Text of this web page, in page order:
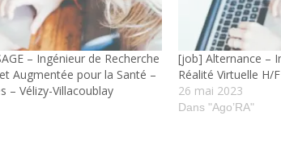
– Ingénieur de Recherche
Augmentée pour la Santé –
– Vélizy-Villacoublay
[job] Alternance –
Réalité Virtuelle H/
26 mai 2023
Dans "Ago’RA"